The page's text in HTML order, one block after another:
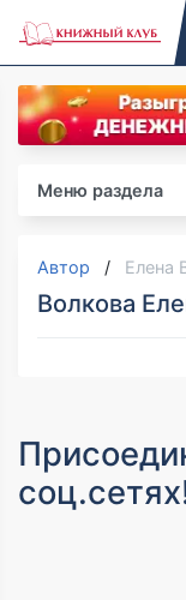
Меню раздела
Автор Елена
Волкова